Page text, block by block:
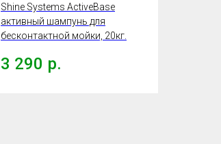
Shine Systems ActiveBase
активный шампунь для
бесконтактной мойки, 20кг.
3 290 р.